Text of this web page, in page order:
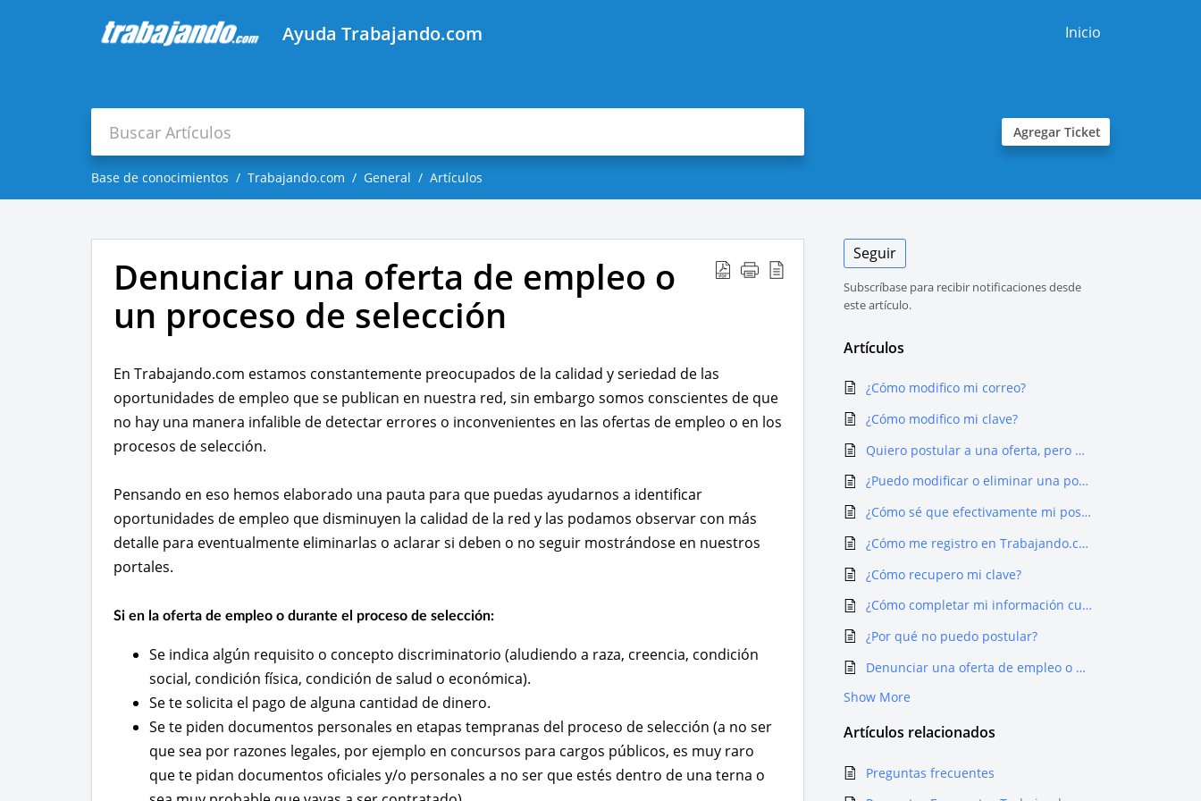
Ayuda Trabajando.com Inicio
Agregar Ticket
Base de conocimientos Trabajando.com General Artículos
Denunciar una oferta de empleo o
un proceso de selección
En Trabajando.com estamos constantemente preocupados de la calidad y seriedad de las
oportunidades de empleo que se publican en nuestra red, sin embargo somos conscientes de que
no hay una manera infalible de detectar errores o inconvenientes en las ofertas de empleo o en los
procesos de selección.
Pensando en eso hemos elaborado una pauta para que puedas ayudarnos a identificar
oportunidades de empleo que disminuyen la calidad de la red y las podamos observar con más
detalle para eventualmente eliminarlas o aclarar si deben o no seguir mostrándose en nuestros
portales.
Si en la oferta de empleo o durante el proceso de selección:
Se indica algún requisito o concepto discriminatorio (aludiendo a raza, creencia, condición
social, condición física, condición de salud o económica).
Se te solicita el pago de alguna cantidad de dinero.
Se te piden documentos personales en etapas tempranas del proceso de selección (a no ser
que sea por razones legales, por ejemplo en concursos para cargos públicos, es muy raro
que te pidan documentos oficiales y/o personales a no ser que estés dentro de una terna o
Seguir
Subscríbase para recibir notificaciones desde
este artículo.
Artículos
¿Cómo modifico mi correo?
¿Cómo modifico mi clave?
Quiero postular a una oferta, pero me dice que ya lo hice
¿Puedo modificar o eliminar una postulación?
¿Cómo sé que efectivamente mi postulación se hizo?
¿Cómo me registro en Trabajando.com?
¿Cómo recupero mi clave?
¿Cómo completar mi información curricular en trabajando.com?
¿Por qué no puedo postular?
Denunciar una oferta de empleo o un proceso de selección
Show More
Artículos relacionados
Preguntas frecuentes